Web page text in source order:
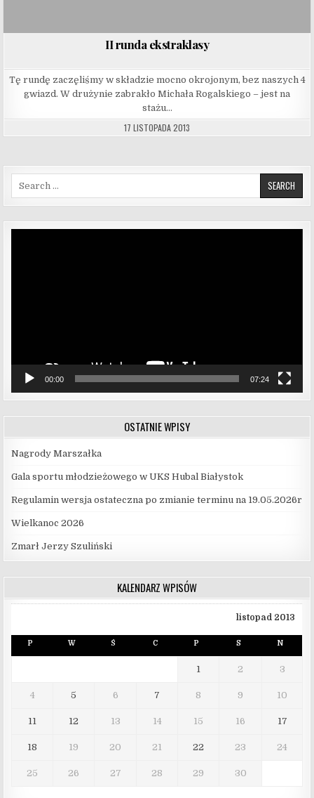
II runda ekstraklasy
Tę rundę zaczęliśmy w składzie mocno okrojonym, bez naszych 4
gwiazd. W drużynie zabrakło Michała Rogalskiego – jest na
stażu…
17 LISTOPADA 2013
00:00 07:24
OSTATNIE WPISY
Nagrody Marszałka
Gala sportu młodzieżowego w UKS Hubal Białystok
Regulamin wersja ostateczna po zmianie terminu na 19.05.2026r
Wielkanoc 2026
Zmarł Jerzy Szuliński
KALENDARZ WPISÓW
listopad 2013
P W Ś C P S N
1 2 3
4 5 6 7 8 9 10
11 12 13 14 15 16 17
18 19 20 21 22 23 24
25 26 27 28 29 30